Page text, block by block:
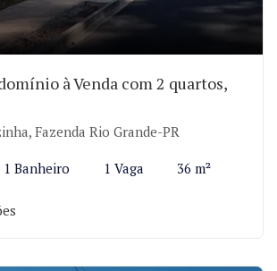
à Venda com 2 quartos,
Fazenda Rio Grande-PR
1 Banheiro 1 Vaga 36 m²